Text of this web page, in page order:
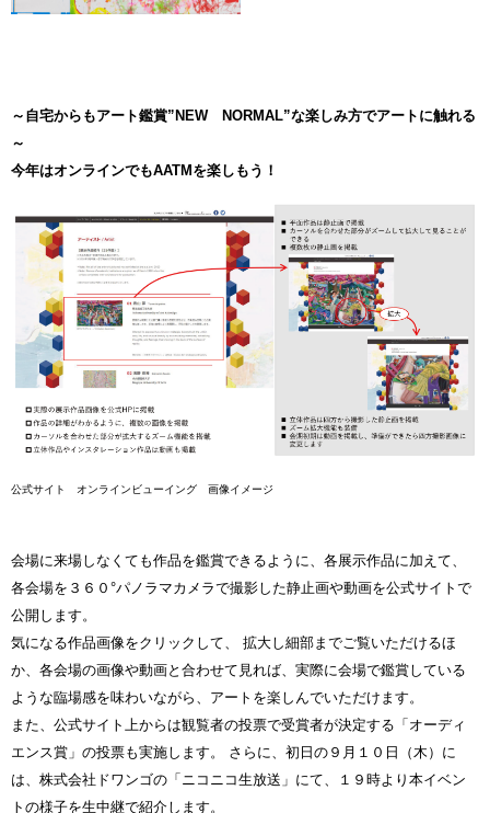
～自宅からもアート鑑賞”NEW NORMAL”な楽しみ方でアートに触れる
～
今年はオンラインでもAATMを楽しもう！
公式サイト オンラインビューイング 画像イメージ
会場に来場しなくても作品を鑑賞できるように、各展示作品に加えて、
各会場を３６０°パノラマカメラで撮影した静止画や動画を公式サイトで
公開します。
気になる作品画像をクリックして、 拡大し細部までご覧いただけるほ
か、各会場の画像や動画と合わせて見れば、実際に会場で鑑賞している
ような臨場感を味わいながら、アートを楽しんでいただけます。
また、公式サイト上からは観覧者の投票で受賞者が決定する「オーディ
エンス賞」の投票も実施します。 さらに、初日の９月１０日（木）に
は、株式会社ドワンゴの「ニコニコ生放送」にて、１９時より本イベン
トの様子を生中継で紹介します。